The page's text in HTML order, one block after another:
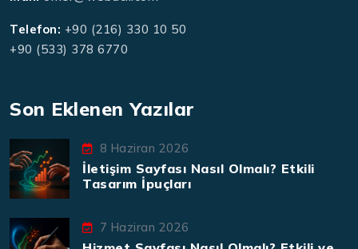
Telefon: +90 (216) 330 10 50
+90 (533) 378 6770
Son Eklenen Yazılar
8 Haziran 2026
İletişim Sayfası Nasıl Olmalı? Etkili
Tasarım İpuçları
7 Haziran 2026